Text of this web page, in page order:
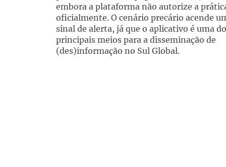
embora a plataforma não autorize a
oficialmente. O cenário precário acende
sinal de alerta, já que o aplicativo é uma
principais meios para a disseminação de
(des)informação no Sul Global.